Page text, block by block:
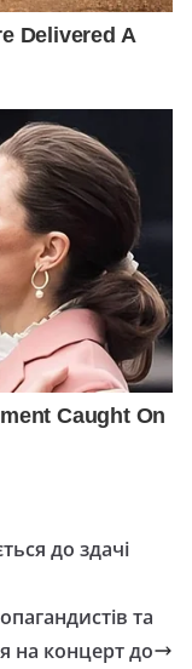
до здачі
та
на концерт до